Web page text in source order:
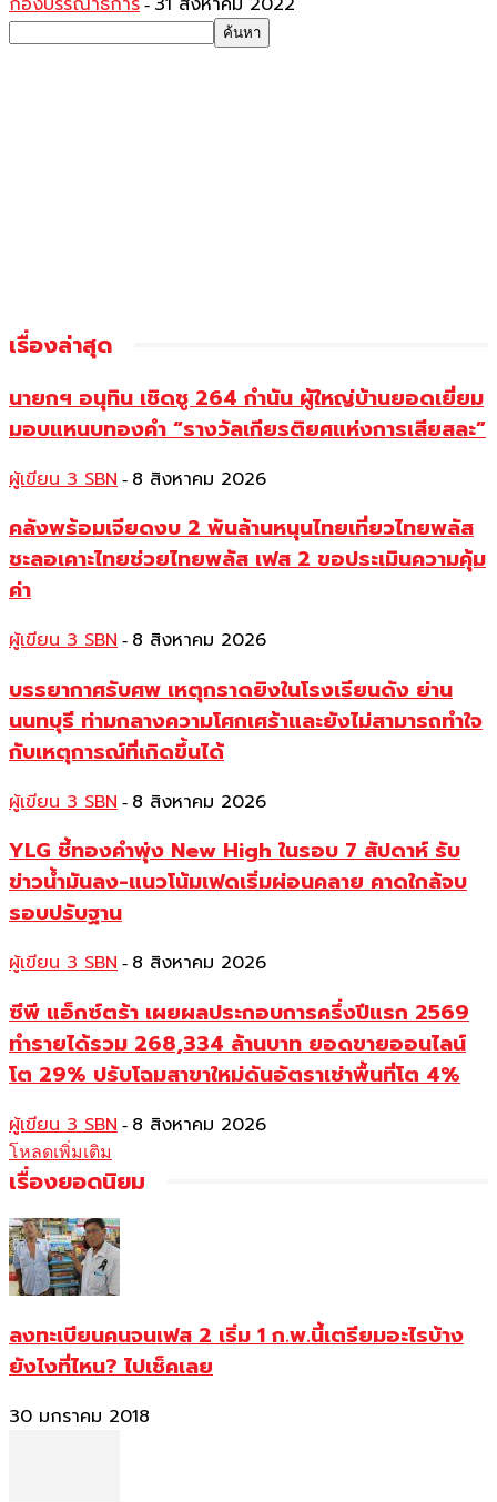
-
เรื่องล่าสุด
นายกฯ อนุทิน เชิดชู 264 กำนัน ผู้ใหญ่บ้านยอดเยี่ยม
มอบแหนบทองคำ “รางวัลเกียรติยศแห่งการเสียสละ”
ผู้เขียน 3 SBN - 8 สิงหาคม 2026
คลังพร้อมเจียดงบ 2 พันล้านหนุนไทยเที่ยวไทยพลัส
ชะลอเคาะไทยช่วยไทยพลัส เฟส 2 ขอประเมินความคุ้ม
ค่า
ผู้เขียน 3 SBN - 8 สิงหาคม 2026
บรรยากาศรับศพ เหตุกราดยิงในโรงเรียนดัง ย่าน
นนทบุรี ท่ามกลางความโศกเศร้าและยังไม่สามารถทำใจ
กับเหตุการณ์ที่เกิดขึ้นได้
ผู้เขียน 3 SBN - 8 สิงหาคม 2026
YLG ชี้ทองคำพุ่ง New High ในรอบ 7 สัปดาห์ รับ
ข่าวน้ำมันลง-แนวโน้มเฟดเริ่มผ่อนคลาย คาดใกล้จบ
รอบปรับฐาน
ผู้เขียน 3 SBN - 8 สิงหาคม 2026
ซีพี แอ็กซ์ตร้า เผยผลประกอบการครึ่งปีแรก 2569
ทำรายได้รวม 268,334 ล้านบาท ยอดขายออนไลน์
โต 29% ปรับโฉมสาขาใหม่ดันอัตราเช่าพื้นที่โต 4%
ผู้เขียน 3 SBN - 8 สิงหาคม 2026
โหลดเพิ่มเติม
เรื่องยอดนิยม
ลงทะเบียนคนจนเฟส 2 เริ่ม 1 ก.พ.นี้เตรียมอะไรบ้าง
ยังไงที่ไหน? ไปเช็คเลย
30 มกราคม 2018